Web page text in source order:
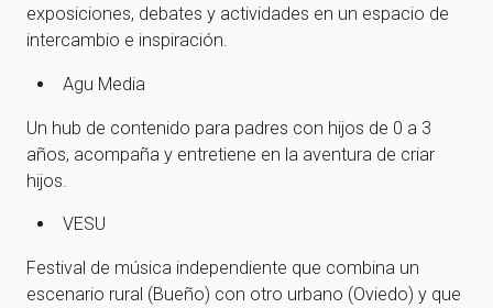
¡Gracias por suscribirte a
nuestra newsletter!
exposiciones, debates y actividades en un espacio de
intercambio e inspiración.
Agu Media
Un hub de contenido para padres con hijos de 0 a 3
años, acompaña y entretiene en la aventura de criar
hijos.
VESU
Festival de música independiente que combina un
escenario rural (Bueño) con otro urbano (Oviedo) y que